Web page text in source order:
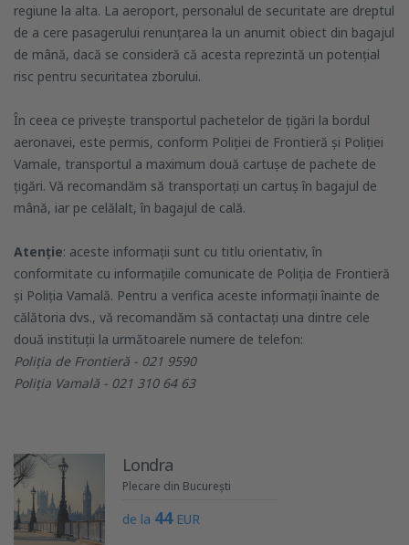
regiune la alta. La aeroport, personalul de securitate are dreptul
de a cere pasagerului renunțarea la un anumit obiect din bagajul
de mână, dacă se consideră că acesta reprezintă un potențial
risc pentru securitatea zborului.
În ceea ce privește transportul pachetelor de țigări la bordul
aeronavei, este permis, conform Poliției de Frontieră și Poliției
Vamale, transportul a maximum două cartușe de pachete de
țigări. Vă recomandăm să transportați un cartuș în bagajul de
mână, iar pe celălalt, în bagajul de cală.
Atenție: aceste informații sunt cu titlu orientativ, în
conformitate cu informațiile comunicate de Poliția de Frontieră
și Poliția Vamală. Pentru a verifica aceste informații înainte de
călătoria dvs., vă recomandăm să contactați una dintre cele
două instituții la următoarele numere de telefon:
Poliția de Frontieră - 021 9590
Poliția Vamală - 021 310 64 63
Londra
Plecare din București
de la 44 EUR